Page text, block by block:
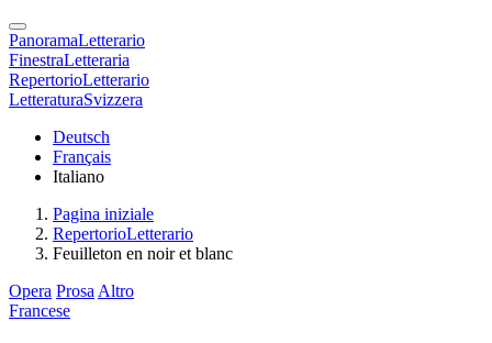
PanoramaLetterario
FinestraLetteraria
RepertorioLetterario
LetteraturaSvizzera
Deutsch
Français
Italiano
Pagina iniziale
RepertorioLetterario
Feuilleton en noir et blanc
Opera Prosa Altro
Francese